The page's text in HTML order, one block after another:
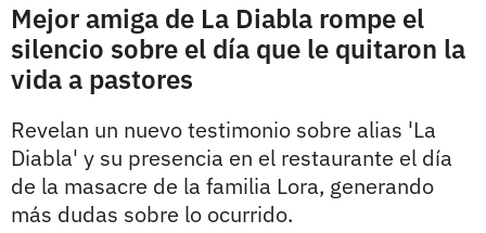
Mejor amiga de La Diabla rompe el
silencio sobre el día que le quitaron la
vida a pastores
Revelan un nuevo testimonio sobre alias 'La
Diabla' y su presencia en el restaurante el día
de la masacre de la familia Lora, generando
más dudas sobre lo ocurrido.